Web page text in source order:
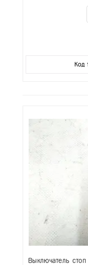
Код
Выключатель стоп